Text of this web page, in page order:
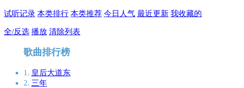
试听记录 本类排行 本类推荐 今日人气 最近更新 我收藏的
全/反选 播放 清除列表
歌曲排行榜
1. 皇后大道东
2. 三年